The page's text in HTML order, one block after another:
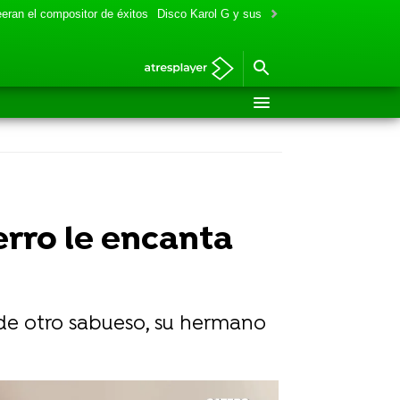
el compositor de éxitos Disco Karol G y sus colaboraciones
le encanta
otro sabueso, su hermano